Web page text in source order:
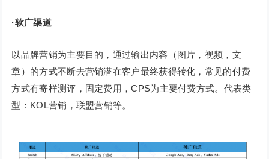
·软广渠道
以品牌营销为主要目的，通过输出内容（图片，视频，文
章）的方式不断去营销潜在客户最终获得转化，常见的付费
方式有寄样测评，固定费用，CPS为主要付费方式。代表类
型：KOL营销，联盟营销等。